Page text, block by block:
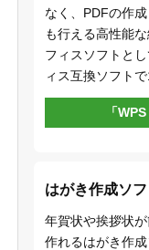
なく、PDFの作
も行える高性能
フィスソフトと
ィス互換ソフト
「
はがき作成ソフ
年賀状や挨拶状が
作れるはがき作